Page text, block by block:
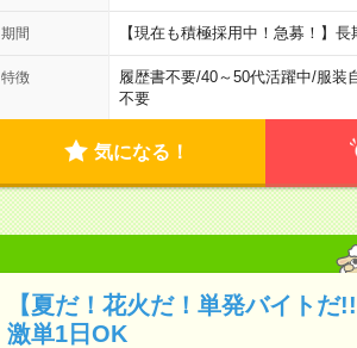
期間 【現在も積極採用中！急募！】
特徴 履歴書不要/40～50代活躍中/服装
不要
気になる！
【夏だ！花火だ！単発バイト
激単1日OK